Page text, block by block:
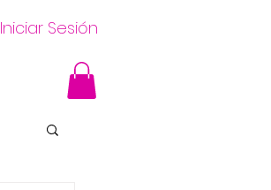
Iniciar Sesión